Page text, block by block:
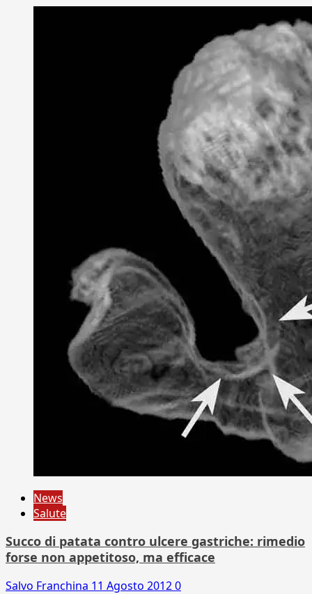
News
Salute
Succo di patata contro ulcere gastriche: rimedio
forse non appetitoso, ma efficace
Salvo Franchina 11 Agosto 20120